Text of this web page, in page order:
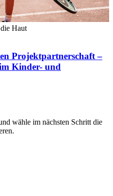
Haut
Projektpartnerschaft –
Kinder- und
wähle im nächsten Schritt die